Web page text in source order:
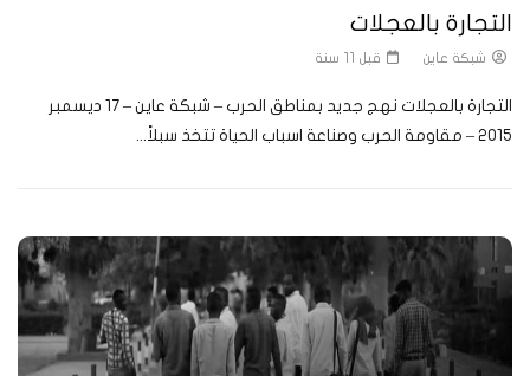
التجارة بالعجلات
شبكة عاين قبل 11 سنة
التجارة بالعجلات نهج جديد بمناطق الحرب – شبكة عاين – 17 ديسمبر
2015 – مقاومة الحرب وصناعة اسباب الحياة تتخذ سبلاً...